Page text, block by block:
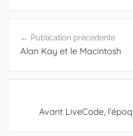
de
Publication précédente
Alan Kay et le Macintosh
Avant LiveCode,